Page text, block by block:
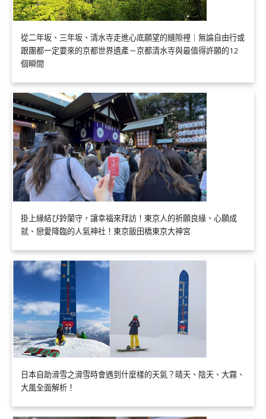
從二年坂、三年坂、清水寺走進心底願望的縫隙裡｜無論自由行或
跟團都一定要來的京都世界遺產－京都清水寺與最值得許願的12
個瞬間
掛上縁結び鈴蘭守，讓幸福來拜訪！東京人的祈願良緣、心願成
就、戀愛降臨的人氣神社！東京飯田橋東京大神宮
日本自助滑雪之滑雪時會遇到什麼樣的天氣？晴天、陰天、大霧、
大風全面解析！